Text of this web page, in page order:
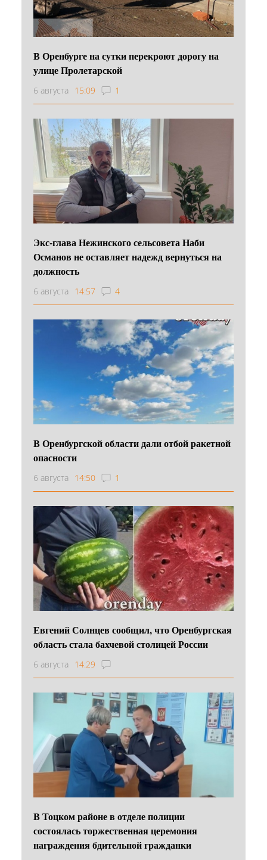
В Оренбурге на сутки перекроют дорогу на
улице Пролетарской
6 августа 15:09 1
Экс-глава Нежинского сельсовета Наби
Османов не оставляет надежд вернуться на
должность
6 августа 14:57 4
В Оренбургской области дали отбой ракетной
опасности
6 августа 14:50 1
Евгений Солнцев сообщил, что Оренбургская
область стала бахчевой столицей России
6 августа 14:29
В Тоцком районе в отделе полиции
состоялась торжественная церемония
награждения бдительной гражданки